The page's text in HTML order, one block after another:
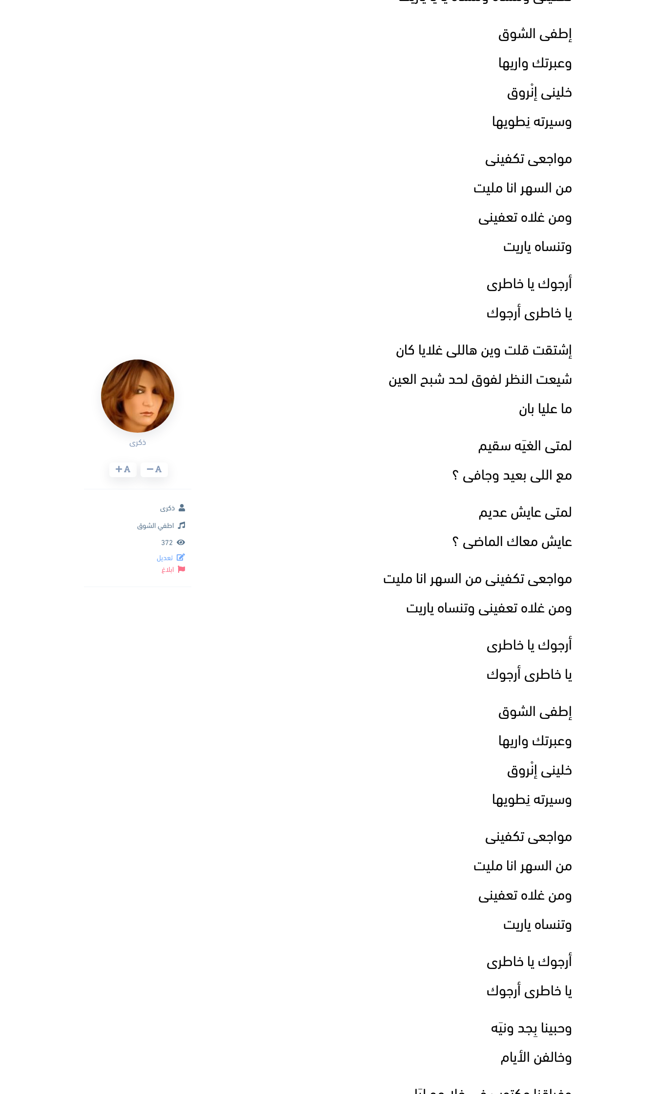
إطفى الشوق
وعبرتك واريها
خلينى إنْروق
وسيرته نِطويها
مواجعى تكفينى
من السهر انا مليت
ومن غلاه تعفينى
وتنساه ياريت
أرجوك يا خاطرى
يا خاطرى أرجوك
إشتقت قلت وين هاللى غلايا كان
شيعت النظر لفوق لحد شبح العين
ما عليا بان
لمتى الغيَه سقيم
مع اللى بعيد وجافى ؟
لمتى عايش عديم
عايش معاك الماضى ؟
مواجعى تكفينى من السهر انا مليت
ومن غلاه تعفينى وتنساه ياريت
أرجوك يا خاطرى
يا خاطرى أرجوك
إطفى الشوق
وعبرتك واريها
خلينى إنْروق
وسيرته نِطويها
مواجعى تكفينى
من السهر انا مليت
ومن غلاه تعفينى
وتنساه ياريت
أرجوك يا خاطرى
يا خاطرى أرجوك
وحبينا بِجد ونيَه
وخالفن الأيام
ذكرى
ذكرى
اطفي الشوق
372
تعديل
ابلاغ